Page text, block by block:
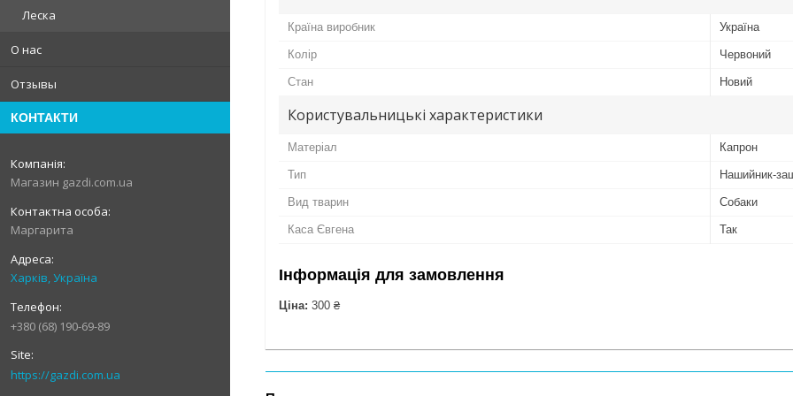
Леска
О нас
Отзывы
КОНТАКТИ
Магазин gazdi.com.ua
Маргарита
Харків, Україна
+380 (68) 190-69-89
https://gazdi.com.ua
Країна виробник Україна
Колір Червоний
Стан Новий
Користувальницькі характеристики
Матеріал Капрон
Тип Нашийник-
Вид тварин Собаки
Каса Євгена Так
Інформація для замовлення
Ціна: 300 ₴